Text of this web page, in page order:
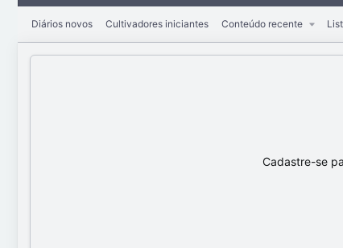
Diários novos Cultivadores iniciantes Conteúdo recente
Cadastre-se